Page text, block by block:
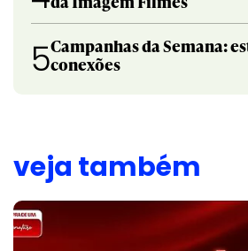
5Campanhas da Semana:
conexões
veja também